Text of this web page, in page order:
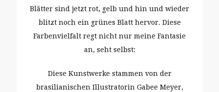
Blätter sind jetzt rot, gelb und hin und wieder
blitzt noch ein grünes Blatt hervor. Diese
Farbenvielfalt regt nicht nur meine Fantasie
an, seht selbst:
Diese Kunstwerke stammen von der
brasilianischen Illustratorin Gabee Meyer,